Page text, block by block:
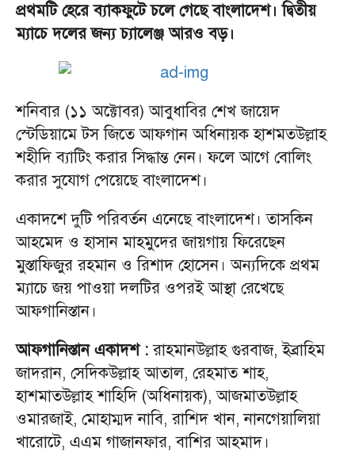
প্রথমটি হেরে ব্যাকফুটে চলে গেছে বাংলাদেশ। দ্বিতীয়
ম্যাচে দলের জন্য চ্যালেঞ্জ আরও বড়।
শনিবার (১১ অক্টোবর) আবুধাবির শেখ জায়েদ
স্টেডিয়ামে টস জিতে আফগান অধিনায়ক হাশমতউল্লাহ
শহীদি ব্যাটিং করার সিদ্ধান্ত নেন। ফলে আগে বোলিং
করার সুযোগ পেয়েছে বাংলাদেশ।
একাদশে দুটি পরিবর্তন এনেছে বাংলাদেশ। তাসকিন
আহমেদ ও হাসান মাহমুদের জায়গায় ফিরেছেন
মুস্তাফিজুর রহমান ও রিশাদ হোসেন। অন্যদিকে প্রথম
ম‍্যাচে জয় পাওয়া দলটির ওপরই আস্থা রেখেছে
আফগানিস্তান।
আফগানিস্তান একাদশ :রাহমানউল্লাহ গুরবাজ, ইব্রাহিম
জাদরান, সেদিকউল্লাহ আতাল, রেহমাত শাহ,
হাশমাতউল্লাহ শাহিদি (অধিনায়ক), আজমাতউল্লাহ
ওমারজাই, মোহাম্মদ নাবি, রাশিদ খান, নানগেয়ালিয়া
খারোটে, এএম গাজানফার, বাশির আহমাদ।